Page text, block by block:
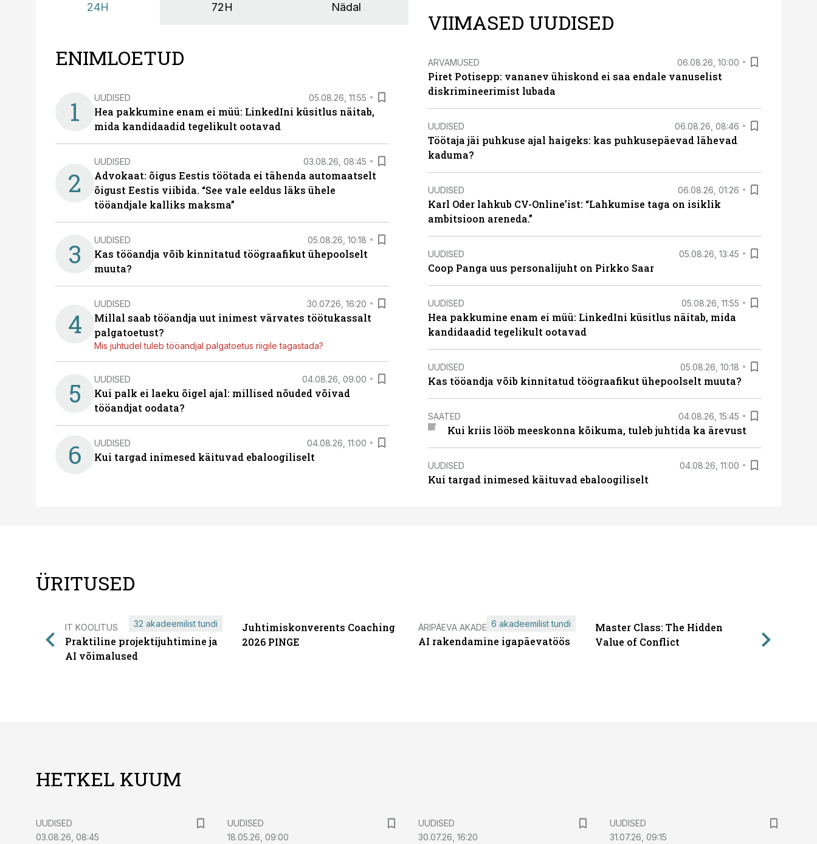
24H 72H Nädal
ENIMLOETUD
1 UUDISED 05.08.26, 11:55
Hea pakkumine enam ei müü: LinkedIni küsitlus näitab,
mida kandidaadid tegelikult ootavad
2
UUDISED 03.08.26, 08:45
Advokaat: õigus Eestis töötada ei tähenda automaatselt
õigust Eestis viibida. “See vale eeldus läks ühele
tööandjale kalliks maksma”
3 UUDISED 05.08.26, 10:18
Kas tööandja võib kinnitatud töögraafikut ühepoolselt
muuta?
4
UUDISED 30.07.26, 16:20
Millal saab tööandja uut inimest värvates töötukassalt
palgatoetust?
Mis juhtudel tuleb tööandjal palgatoetus riigile tagastada?
5 UUDISED 04.08.26, 09:00
Kui palk ei laeku õigel ajal: millised nõuded võivad
tööandjat oodata?
6 UUDISED 04.08.26, 11:00
Kui targad inimesed käituvad ebaloogiliselt
VIIMASED UUDISED
ARVAMUSED 06.08.26, 10:00
Piret Potisepp: vananev ühiskond ei saa endale vanuselist
diskrimineerimist lubada
UUDISED 06.08.26, 08:46
Töötaja jäi puhkuse ajal haigeks: kas puhkusepäevad lähevad
kaduma?
UUDISED 06.08.26, 01:26
Karl Oder lahkub CV-Online’ist: “Lahkumise taga on isiklik
ambitsioon areneda.”
UUDISED 05.08.26, 13:45
Coop Panga uus personalijuht on Pirkko Saar
UUDISED 05.08.26, 11:55
Hea pakkumine enam ei müü: LinkedIni küsitlus näitab, mida
kandidaadid tegelikult ootavad
UUDISED 05.08.26, 10:18
Kas tööandja võib kinnitatud töögraafikut ühepoolselt muuta?
SAATED 04.08.26, 15:45
Kui kriis lööb meeskonna kõikuma, tuleb juhtida ka ärevust
UUDISED 04.08.26, 11:00
Kui targad inimesed käituvad ebaloogiliselt
ÜRITUSED
IT KOOLITUS
Praktiline projektijuhtimine ja
AI võimalused
32 akadeemilist tundi
Juhtimiskonverents Coaching
2026 PINGE
ÄRIPÄEVA AKADEEMIA
AI rakendamine igapäevatöös
6 akadeemilist tundi
Master Class: The Hidden
Value of Conflict
HETKEL KUUM
UUDISED
03.08.26, 08:45
UUDISED
18.05.26, 09:00
UUDISED
30.07.26, 16:20
UUDISED
31.07.26, 09:15